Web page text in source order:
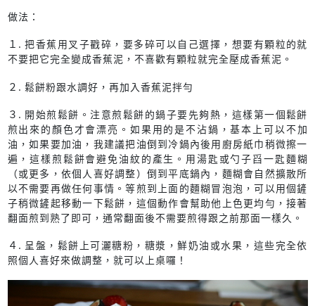
做法：
１. 把香蕉用叉子戳碎，要多碎可以自己選擇，想要有顆粒的就
不要把它完全變成香蕉泥，不喜歡有顆粒就完全壓成香蕉泥。
２. 鬆餅粉跟水調好，再加入香蕉泥拌勻
３. 開始煎鬆餅。注意煎鬆餅的鍋子要先夠熱，這樣第一個鬆餅
煎出來的顏色才會漂亮。如果用的是不沾鍋，基本上可以不加
油，如果要加油，我建議把油倒到冷鍋內後用廚房紙巾稍微擦一
遍，這樣煎鬆餅會避免油紋的產生。用湯匙或勺子舀一匙麵糊
（或更多，依個人喜好調整）倒到平底鍋內，麵糊會自然擴散所
以不需要再做任何事情。等煎到上面的麵糊冒泡泡，可以用個鏟
子稍微鏟起移動一下鬆餅，這個動作會幫助他上色更均勻，接著
翻面煎到熟了即可，通常翻面後不需要煎得跟之前那面一樣久。
４. 呈盤，鬆餅上可灑糖粉，糖漿，鮮奶油或水果，這些完全依
照個人喜好來做調整，就可以上桌囉！